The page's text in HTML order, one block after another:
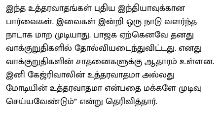
இந்த உத்தரவாதங்கள் புதிய இந்தியாவுக்கான
பார்வைகள். இவைகள் இன்றி ஒரு நாடு வளர்ந்த
நாடாக மாற முடியாது. பாஜக ஏற்கெனவே தனது
வாக்குறுதிகளில் தோல்வியடைந்துவிட்டது. எனது
வாக்குறுதிகளின் சாதனைகளுக்கு ஆதாரம் உள்ளன.
இனி கேஜ்ரிவாலின் உத்தரவாதமா அல்லது
மோடியின் உத்தரவாதமா என்பதை மக்களே முடிவு
செய்யவேண்டும்” என்று தெரிவித்தார்.